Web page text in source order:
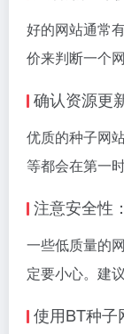
好的网站通常
价来判断一个
确认资源更
优质的种子网
等都会在第一
注意安全性：
一些低质量的
定要小心。建
使用BT种子